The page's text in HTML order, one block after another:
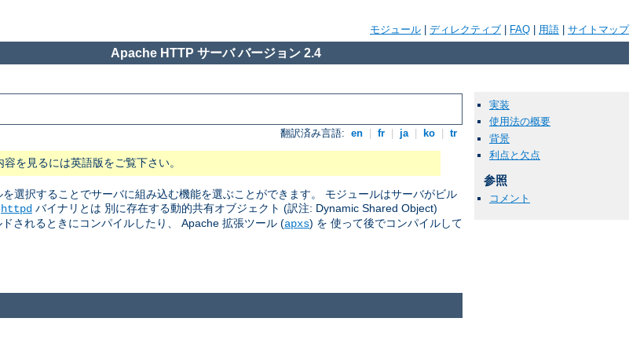
モジュール ディレクティブ FAQ 用語 サイトマップ
Apache HTTP サーバ バージョン 2.4
翻訳済み言語: en fr ja ko tr
を見るには英語版をご覧下さい。
選択することでサーバに組み込む機能を選ぶことができます。 モジュールはサーバがビル
httpd バイナリとは 別に存在する動的共有オブジェクト (訳注: Dynamic Shared Object)
されるときにコンパイルしたり、 Apache 拡張ツール (apxs) を 使って後でコンパイルして
実装
使用法の概要
背景
利点と欠点
参照
コメント